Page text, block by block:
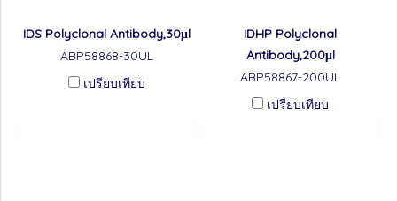
IDS Polyclonal Antibody,30μl
ABP58868-30UL
เปรียบเทียบ
IDHP Polyclonal
Antibody,200μl
ABP58867-200UL
เปรียบเทียบ